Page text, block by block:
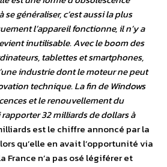
généraliser, c’est aussi la plus
l’appareil fonctionne, il n’y a
inutilisable. Avec le boom des
tablettes et smartphones,
industrie dont le moteur ne peut
technique. La fin de Windows
et le renouvellement du
32 milliards de dollars à
est le chiffre annoncé par la
qu’elle en avait l’opportunité via
France n’a pas osé légiférer et